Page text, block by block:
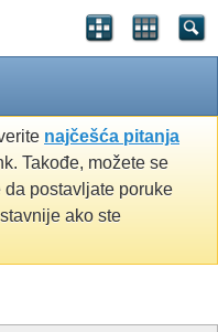
najčešća pitanja
Takođe, možete se
da postavljate poruke
ako ste